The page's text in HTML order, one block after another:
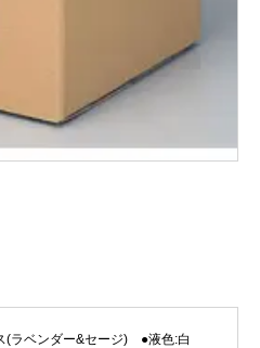
ラベンダー&セージ) ●液色:白